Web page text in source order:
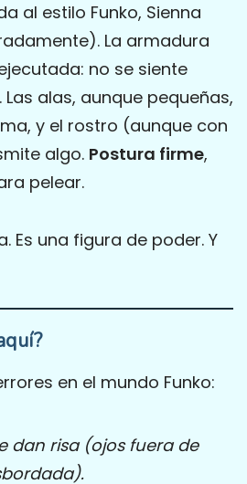
al estilo Funko, Sienna
La armadura
no se siente
alas, aunque pequeñas,
y el rostro (aunque con
algo. Postura firme,
pelear.
Es una figura de poder. Y
en el mundo Funko:
dan risa (ojos fuera de